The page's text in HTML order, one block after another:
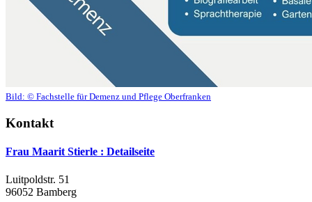
Bild: © Fachstelle für Demenz und Pflege Oberfranken
Kontakt
Frau Maarit Stierle : Detailseite
Luitpoldstr. 51
96052 Bamberg